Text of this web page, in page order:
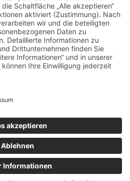
§18 ELEKTROG
(VAT)
UND RECHNUNG
Tec Travel. All rights reserved.
KB WEBSTUDIO
TRAVEL.EU
💬